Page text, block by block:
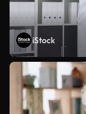
iStock